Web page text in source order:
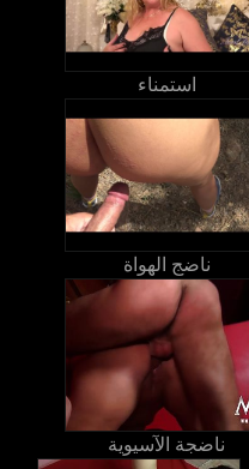
استمناء
ناضج الهواة
ناضجة الآسيوية